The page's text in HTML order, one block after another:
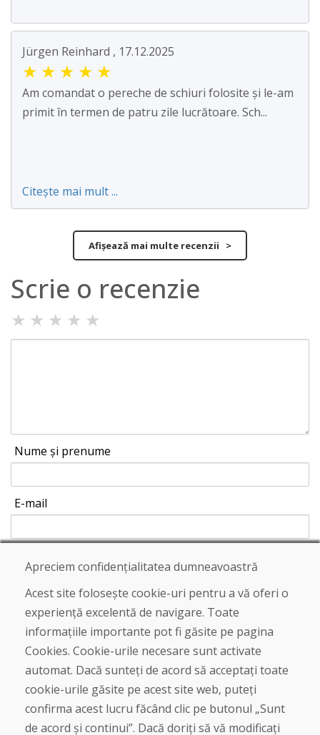
Jürgen Reinhard , 17.12.2025
★ ★ ★ ★ ★
Am comandat o pereche de schiuri folosite și le-am
primit în termen de patru zile lucrătoare. Sch...
Citește mai mult ...
Afișează mai multe recenzii >
Scrie o recenzie
★ ★ ★ ★ ★
Nume și prenume
E-mail
Trimite
Linia de asistență
+421 919 282 306
info@domivosport.ro
Despre noi
Blog
Apreciem confidențialitatea dumneavoastră
Acest site folosește cookie-uri pentru a vă oferi o
experiență excelentă de navigare. Toate
informațiile importante pot fi găsite pe pagina
Cookies. Cookie-urile necesare sunt activate
automat. Dacă sunteți de acord să acceptați toate
cookie-urile găsite pe acest site web, puteți
confirma acest lucru făcând clic pe butonul „Sunt
de acord și continui”. Dacă doriți să vă modificați